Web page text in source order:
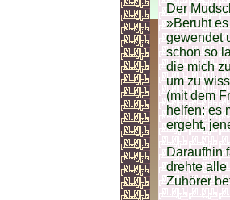
Der
»Beruht
gewendet
schon so
die mich
um zu
(mit dem
helfen: es
ergeht,
Daraufhin
drehte alle
Zuhörer